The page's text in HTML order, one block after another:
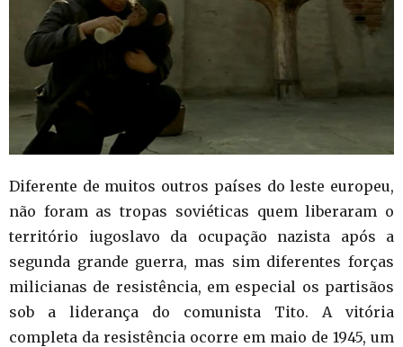
Diferente de muitos outros países do leste europeu,
não foram as tropas soviéticas quem liberaram o
território iugoslavo da ocupação nazista após a
segunda grande guerra, mas sim diferentes forças
milicianas de resistência, em especial os partisãos
sob a liderança do comunista Tito. A vitória
completa da resistência ocorre em maio de 1945, um